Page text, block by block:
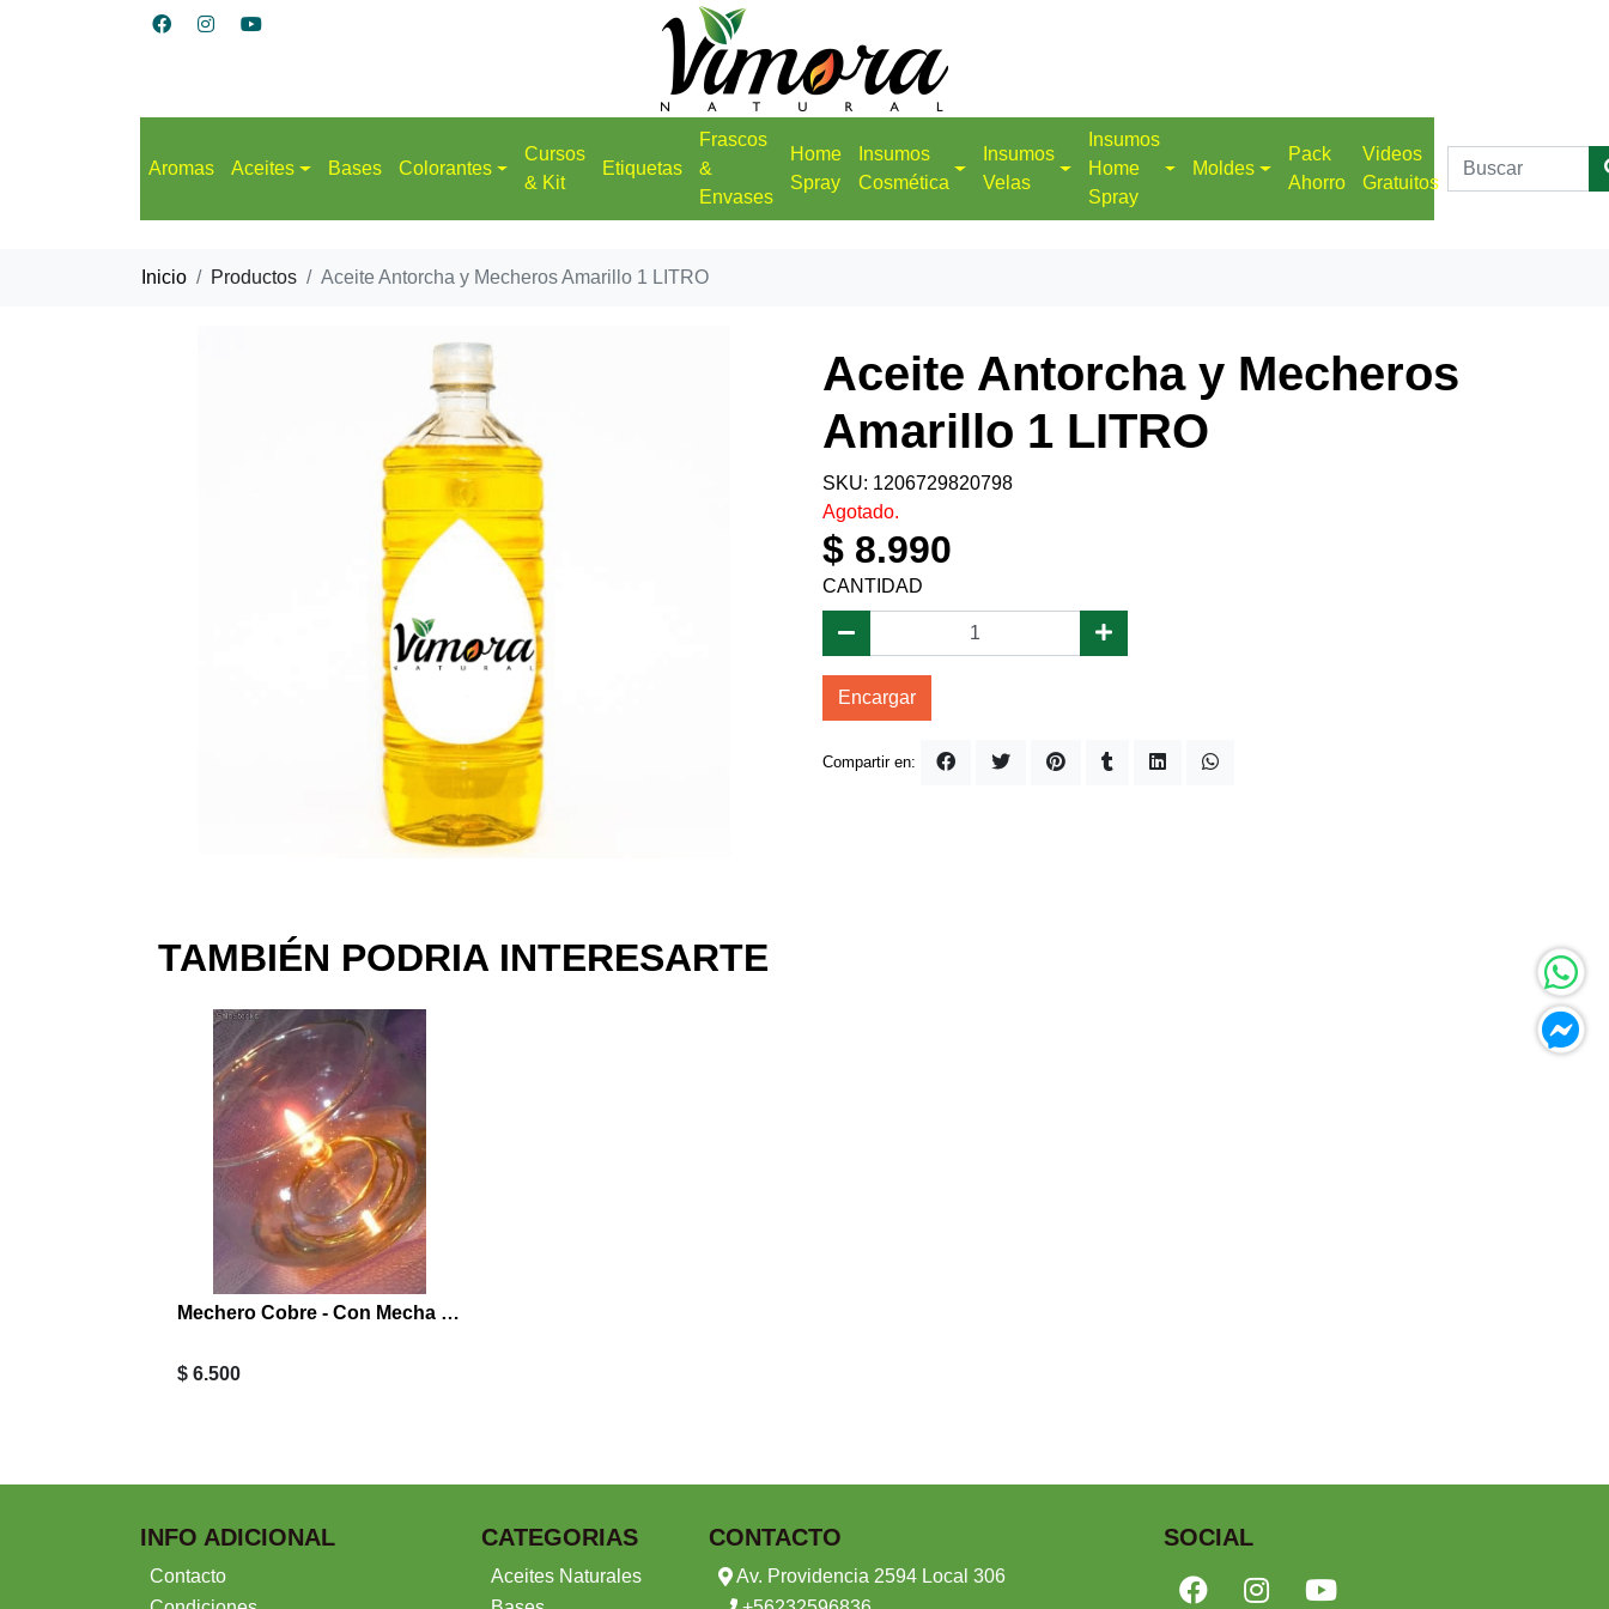
Aromas Aceites Bases Colorantes
Cursos
& Kit
Etiquetas
Frascos
&
Envases
Home
Spray
Insumos
Cosmética
Insumos
Velas
Insumos
Home
Spray
Moldes
Pack
Ahorro
Videos
Gratuitos
Inicio Productos Aceite Antorcha y Mecheros Amarillo 1 LITRO
Aceite Antorcha y Mecheros
Amarillo 1 LITRO
SKU: 1206729820798
Agotado.
$ 8.990
CANTIDAD
Encargar
Compartir en:
TAMBIÉN PODRIA INTERESARTE
Mechero Cobre - Con Mecha - Sin Pocillo *
$ 6.500
INFO ADICIONAL
Contacto
CATEGORIAS
Aceites Naturales
CONTACTO
Av. Providencia 2594 Local 306
SOCIAL